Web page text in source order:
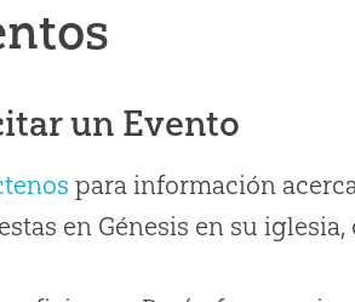
un Evento
para información
en Génesis en su iglesia,